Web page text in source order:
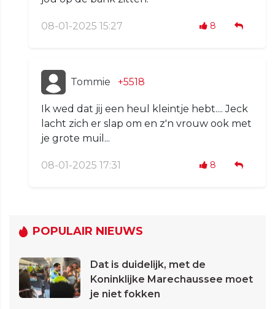
08-01-2025 15:27 8
Tommie +5518
Ik wed dat jij een heul kleintje hebt.... Jeck
lacht zich er slap om en z'n vrouw ook met
je grote muil...
08-01-2025 17:31 8
POPULAIR NIEUWS
Dat is duidelijk, met de
Koninklijke Marechaussee moet
je niet fokken